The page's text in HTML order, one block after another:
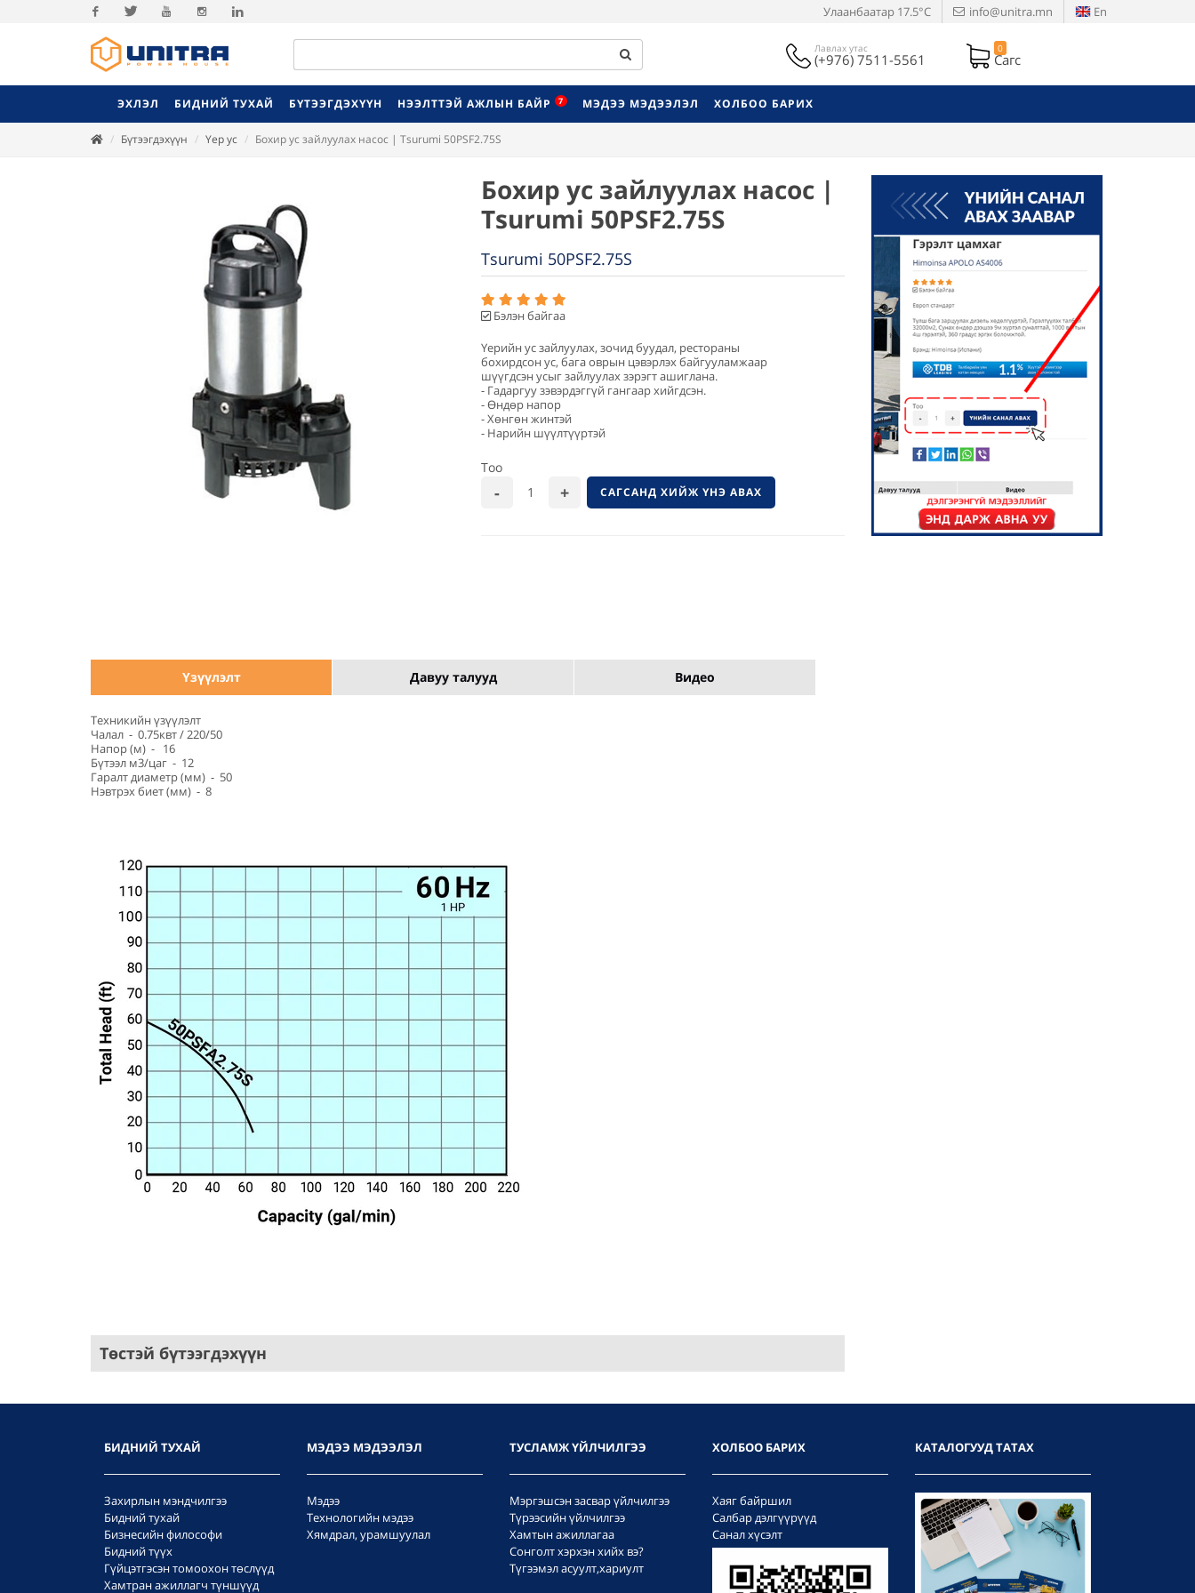
Facebook
Улаанбаатар 17.5°C info@unitra.mn En
Лавлах утас
(+976) 7511-5561
0
Сагс
ЭХЛЭЛ БИДНИЙ ТУХАЙ БҮТЭЭГДЭХҮҮН НЭЭЛТТЭЙ АЖЛЫН БАЙР 7 МЭДЭЭ МЭДЭЭЛЭЛ ХОЛБОО БАРИХ
Бүтээгдэхүүн Үер ус Бохир ус зайлуулах насос | Tsurumi 50PSF2.75S
Бохир ус зайлуулах насос |
Tsurumi 50PSF2.75S
Tsurumi 50PSF2.75S
Бэлэн байгаа
Үерийн ус зайлуулах, зочид буудал, рестораны
бохирдсон ус, бага оврын цэвэрлэх байгууламжаар
шүүгдсэн усыг зайлуулах зэрэгт ашиглана.
- Гадаргуу зэвэрдэггүй гангаар хийгдсэн.
- Өндөр напор
- Хөнгөн жинтэй
- Нарийн шүүлтүүртэй
Тоо
САГСАНД ХИЙЖ ҮНЭ АВАХ
Үзүүлэлт Давуу талууд Видео
Техникийн үзүүлэлт
Чалал - 0.75квт / 220/50
Напор (м) - 16
Бүтээл м3/цаг - 12
Гаралт диаметр (мм) - 50
Нэвтрэх биет (мм) - 8
Төстэй бүтээгдэхүүн
БИДНИЙ ТУХАЙ
Захирлын мэндчилгээ
Бидний тухай
Бизнесийн философи
Бидний түүх
Гүйцэтгэсэн томоохон төслүүд
Хамтран ажиллагч түншүүд
МЭДЭЭ МЭДЭЭЛЭЛ
Мэдээ
Технологийн мэдээ
Хямдрал, урамшуулал
ТУСЛАМЖ ҮЙЛЧИЛГЭЭ
Мэргэшсэн засвар үйлчилгээ
Түрээсийн үйлчилгээ
Хамтын ажиллагаа
Сонголт хэрхэн хийх вэ?
Түгээмэл асуулт,хариулт
ХОЛБОО БАРИХ
Хаяг байршил
Салбар дэлгүүрүүд
Санал хүсэлт
КАТАЛОГУУД ТАТАХ